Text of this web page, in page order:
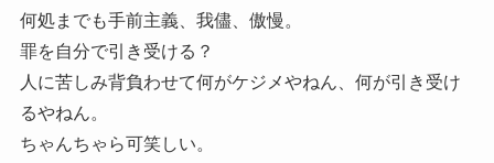
何処までも手前主義、我儘、傲慢。
罪を自分で引き受ける？
人に苦しみ背負わせて何がケジメやねん、何が引き受け
るやねん。
ちゃんちゃら可笑しい。